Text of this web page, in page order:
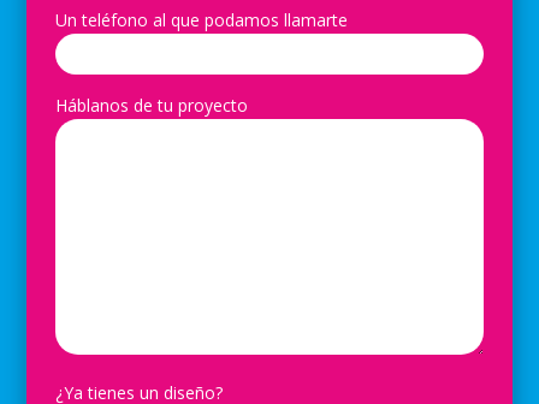
Un teléfono al que podamos llamarte
Háblanos de tu proyecto
¿Ya tienes un diseño?